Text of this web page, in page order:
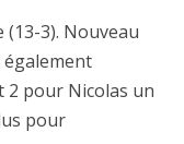
3). Nouveau
2 pour Nicolas un
pour